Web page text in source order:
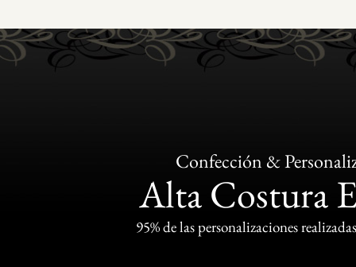
Confección &
Alta Costura
95% de las personalizaciones